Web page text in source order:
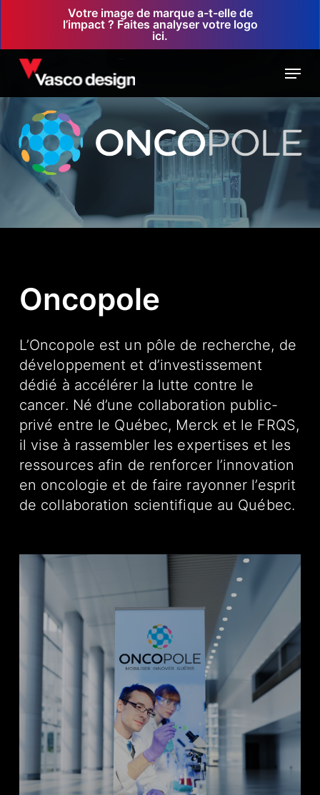
main
content
Votre image de marque a-t-elle de
l’impact ? Faites analyser votre logo
ici.
Menu
Oncopole
L’Oncopole est un pôle de recherche, de
développement et d’investissement
dédié à accélérer la lutte contre le
cancer. Né d’une collaboration public-
privé entre le Québec, Merck et le FRQS,
il vise à rassembler les expertises et les
ressources afin de renforcer l’innovation
en oncologie et de faire rayonner l’esprit
de collaboration scientifique au Québec.